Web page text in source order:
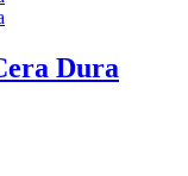
Dura